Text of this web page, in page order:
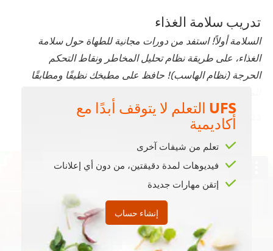
تدريب سلامة الغذاء
السلامة أولاً! استفد من دورات مجانية للطهاة حول سلامة
الغذاء، على طريقة نظام تحليل المخاطر ونقاط التحكم
الحرجة (نظام الهاسب)! حافظ على مطبخك نظيفًا ومطابقًا
Last updated:21 Jul 2023
This video player may use cookies or other
browser storage. If you agree to this please
click the Accept button below.
UFS التعلم لا يتوقف أبدًا مع
أكاديمية
تعلم من شيفات آخرى
فيديوهات لمدة دقيقتين، من دون أي إعلانات
إتقن مهارات جديدة
إنشاء حساب